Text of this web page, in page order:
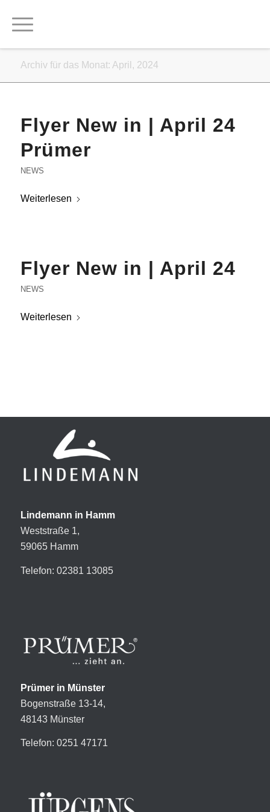
Archiv für das Monat: April, 2024
Flyer New in | April 24
Prümer
NEWS
Weiterlesen
Flyer New in | April 24
NEWS
Weiterlesen
Lindemann in Hamm
Weststraße 1,
59065 Hamm
Telefon: 02381 13085
Prümer in Münster
Bogenstraße 13-14,
48143 Münster
Telefon: 0251 47171